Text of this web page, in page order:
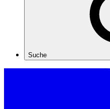
Suche